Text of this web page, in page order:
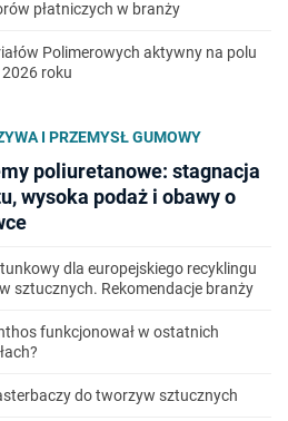
płatniczych w branży
Polimerowych aktywny na polu
roku
I PRZEMYSŁ GUMOWY
poliuretanowe: stagnacja
wysoka podaż i obawy o
dla europejskiego recyklingu
sztucznych. Rekomendacje branży
funkcjonował w ostatnich
do tworzyw sztucznych